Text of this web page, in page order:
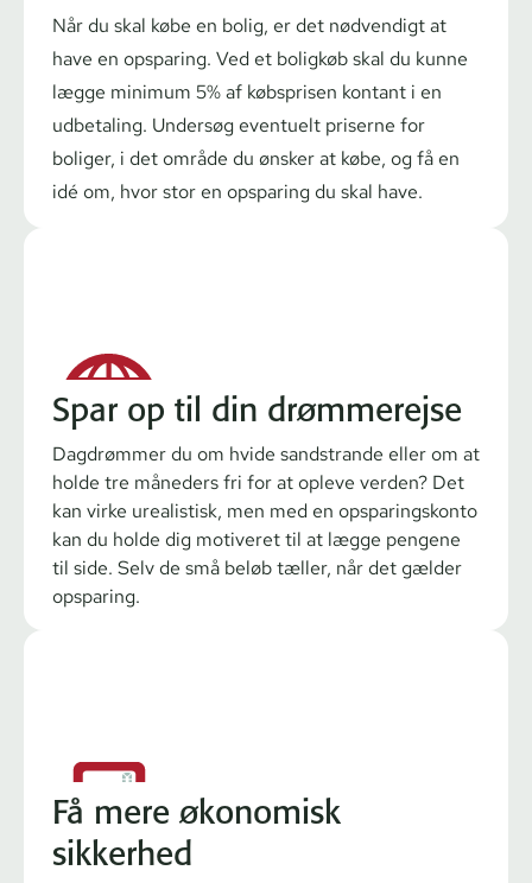
Når du skal købe en bolig, er det nødvendigt at
have en opsparing. Ved et boligkøbskal du kunne
lægge minimum 5% af købsprisen kontant i en
udbetaling. Undersøg eventuelt priserne for
boliger, i det område du ønsker at købe, og få en
idé om, hvor stor en opsparing du skal have.
Spar op til din drømmerejse
Dagdrømmer du om hvide sandstrande eller om at
holde tre måneders fri for at opleve verden? Det
kan virke urealistisk, men med en opsparingskonto
kan du holde dig motiveret til at lægge pengene
til side. Selv de små beløb tæller, når det gælder
opsparing.
Få mere økonomisk
sikkerhed